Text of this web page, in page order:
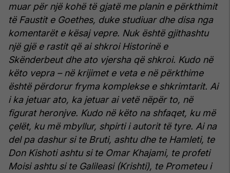
muar për një kohë të gjatë me planin e përkthimit
të Faustit e Goethes, duke studiuar dhe disa nga
komentarët e kësaj vepre. Nuk është gjithashtu
një gjë e rastit që ai shkroi Historinë e
Skënderbeut dhe ato vjersha që shkroi. Kudo në
këto vepra – në krijimet e veta e në përkthime
është përdorur fryma komplekse e shkrimtarit. Ai
i ka jetuar ato, ka jetuar ai vetë nëpër to, në
figurat heronjve. Kudo në këto na shfaqet, ku më
çelët, ku më mbyllur, shpirti i autorit të tyre. Ai na
del pa dashur si te Bruti, ashtu dhe te Hamleti, te
Don Kishoti ashtu si te Omar Khajami, te profeti
Moisi ashtu si te Galileasi (Krishti), te Prometeu i